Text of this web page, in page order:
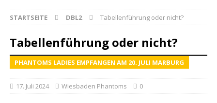
STARTSEITE DBL2 Tabellenführung oder nicht?
Tabellenführung oder nicht?
PHANTOMS LADIES EMPFANGEN AM 20. JULI MARBURG
17. Juli 2024 Wiesbaden Phantoms 0